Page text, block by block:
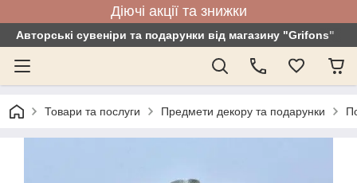
Діючі акції та знижки
Авторські сувеніри та подарунки від магазину "Grifons"
Товари та послуги Предмети декору та подарунки